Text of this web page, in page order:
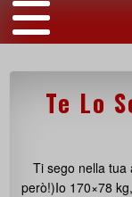
Te Lo
Ti sego nella tua
però!)Io 170×78